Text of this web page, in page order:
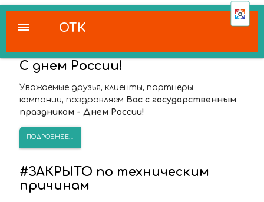
ОТК
menu
С днем России!
Уважаемые друзья, клиенты, партнеры
компании, поздравляем Вас с государственным
праздником - Днем России!
ПОДРОБНЕЕ...
#ЗАКРЫТО по техническим
причинам